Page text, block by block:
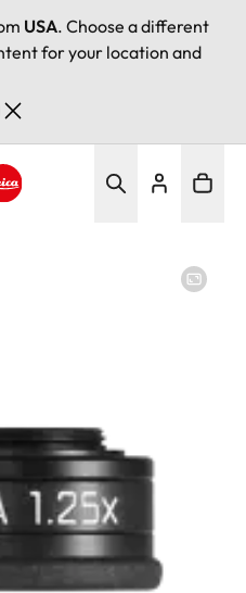
USA. Choose a different
for your location and